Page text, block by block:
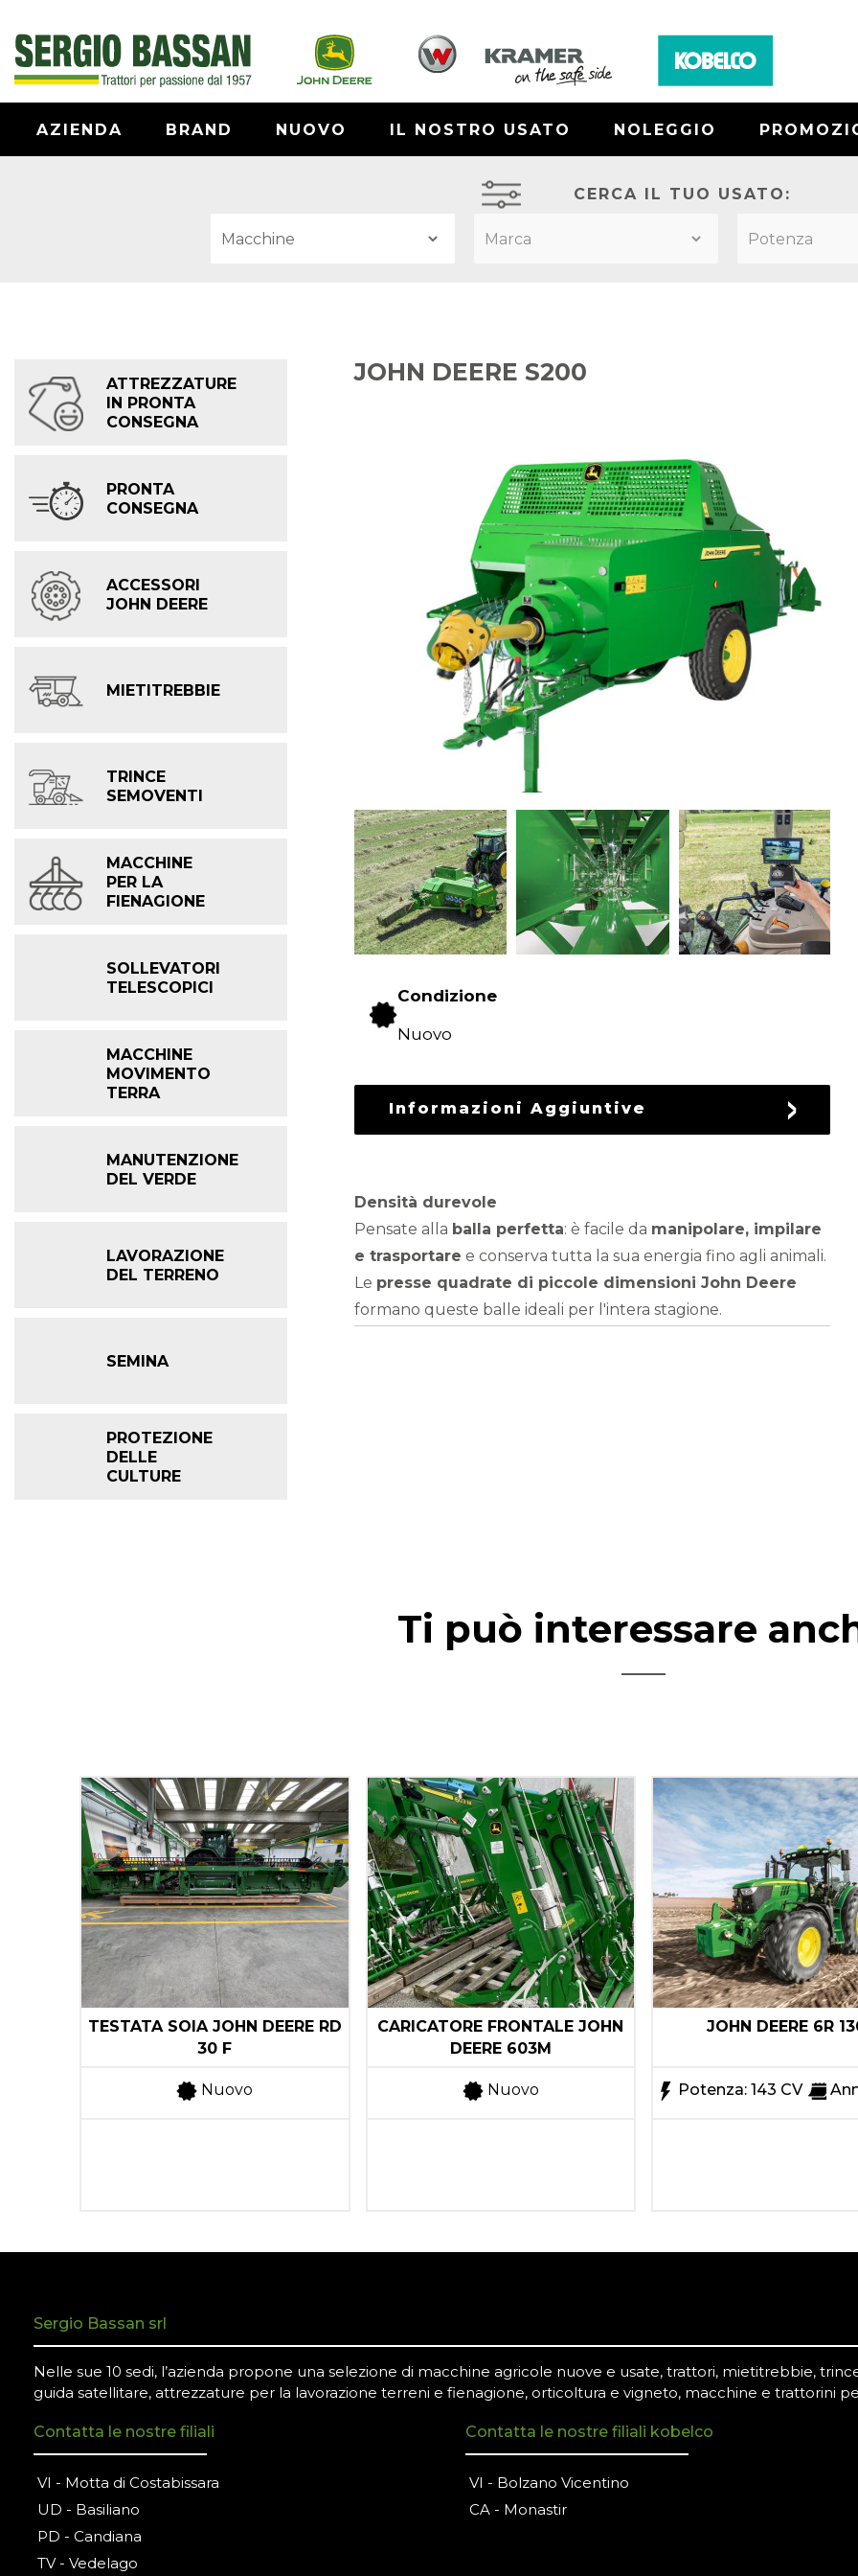
AZIENDA BRAND NUOVO IL NOSTRO USATO NOLEGGIO
CERCA IL TUO USATO:
JOHN DEERE S200
Condizione
Nuovo
Informazioni Aggiuntive
Densità durevole
Pensate alla balla perfetta: è facile da manipolare, impilare
e trasportare e conserva tutta la sua energia fino agli animali.
Le presse quadrate di piccole dimensioni John Deere
formano queste balle ideali per l'intera stagione.
ATTREZZATURE
IN PRONTA
CONSEGNA
PRONTA
CONSEGNA
ACCESSORI
JOHN DEERE
MIETITREBBIE
TRINCE
SEMOVENTI
MACCHINE
PER LA
FIENAGIONE
SOLLEVATORI
TELESCOPICI
MACCHINE
MOVIMENTO
TERRA
MANUTENZIONE
DEL VERDE
LAVORAZIONE
DEL TERRENO
SEMINA
PROTEZIONE
DELLE
CULTURE
Ti può interessare
TESTATA SOIA JOHN DEERE RD
30 F
Nuovo
CARICATORE FRONTALE JOHN
DEERE 603M
Nuovo
JOHN DEERE 6R
Potenza: 143 CV
Sergio Bassan srl
Nelle sue 10 sedi, l’azienda propone una selezione di macchine agricole nuove e usate, trattori, mietitrebbie,
guida satellitare, attrezzature per la lavorazione terreni e fienagione, orticoltura e vigneto, macchine e trattorini
Contatta le nostre filiali
VI - Motta di Costabissara
UD - Basiliano
PD - Candiana
TV - Vedelago
Contatta le nostre filiali kobelco
VI - Bolzano Vicentino
CA - Monastir